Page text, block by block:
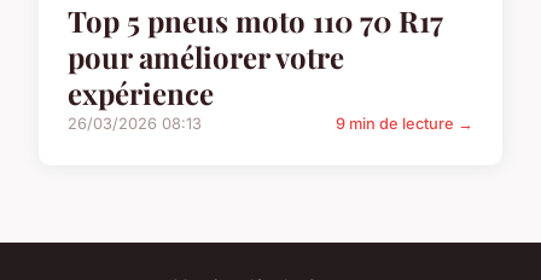
Top 5 pneus moto 110 70 R17
pour améliorer votre
expérience
26/03/2026 08:13 9 min de lecture →